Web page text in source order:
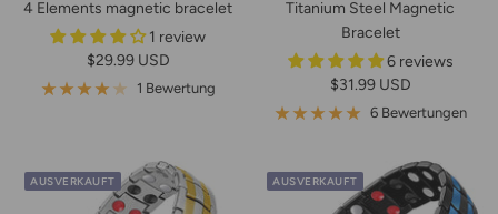
4 Elements magnetic bracelet
1 review
Angebotspreis
$29.99 USD
1 Bewertung
Titanium Steel Magnetic
Bracelet
6 reviews
Angebotspreis
$31.99 USD
6 Bewertungen
AUSVERKAUFT AUSVERKAUFT